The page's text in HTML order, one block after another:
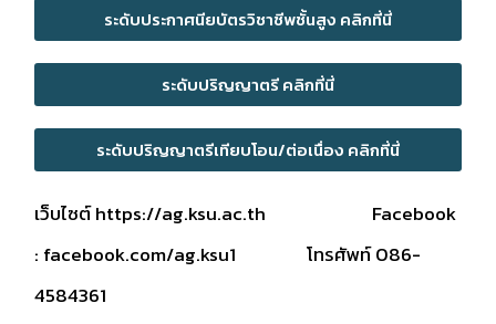
ระดับประกาศนียบัตรวิชาชีพชั้นสูง คลิกที่นี่
ระดับปริญญาตรี คลิกที่นี่
ระดับปริญญาตรีเทียบโอน/ต่อเนื่อง คลิกที่นี่
เว็บไซต์https://ag.ksu.ac.th
Facebook
: facebook.com/ag.ksu1 โทรศัพท์ 086-
4584361